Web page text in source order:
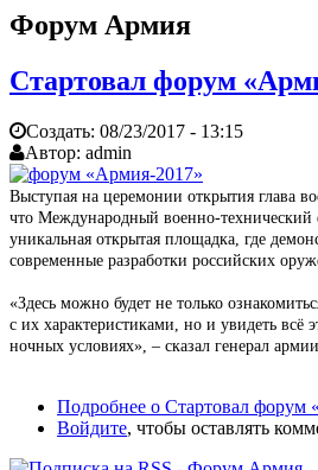
Форум Армия
Стартовал форум
Создать: 08/23/2017 - 13:15
Автор: admin
Выступая на церемонии открытия глава
что Международный военно-
уникальная открытая площадка, где
современные разработки российских
«Здесь можно будет не только
с их характеристиками, но и увидеть всё
ночных условиях», – сказал генерал
Подробнее о Стартовал форум
Войдите, чтобы оставлять